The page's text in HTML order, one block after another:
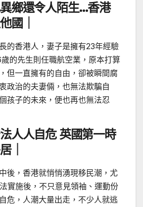
異鄉還令人陌生…香港
國｜
的香港人，妻子是擁有23年經驗
的先生則任職航空業，原本打算
但一直擁有的自由，卻被瞬間腐
政治的夫妻倆，也無法欺騙自
孩子的未來，便也再也無法忍
法人人自危 英國第一時
｜
後，香港就悄悄湧現移民潮，尤
實施後，不只意見領袖、運動份
危，人潮大量出走，不少人就逃